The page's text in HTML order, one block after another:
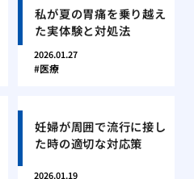
私が夏の胃痛を乗り越え
た実体験と対処法
2026.01.27
医療
妊婦が周囲で流行に接し
た時の適切な対応策
2026.01.19